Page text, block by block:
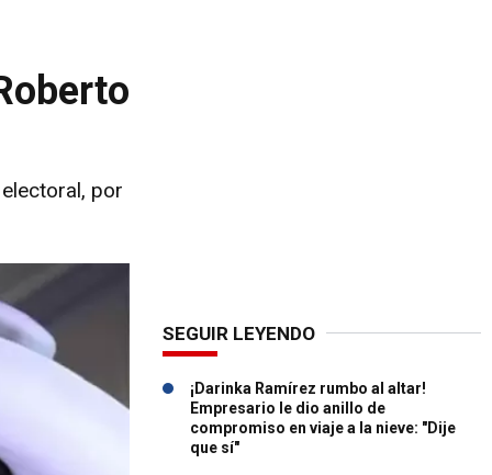
por
SEGUIR LEYENDO
¡Darinka Ramírez rumbo al altar!
Empresario le dio anillo de
compromiso en viaje a la nieve: "Dije
que sí"